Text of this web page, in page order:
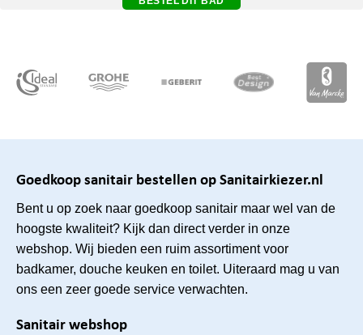
Goedkoop sanitair bestellen op Sanitairkiezer.nl
Bent u op zoek naar goedkoop sanitair maar wel van de
hoogste kwaliteit? Kijk dan direct verder in onze
webshop. Wij bieden een ruim assortiment voor
badkamer, douche keuken en toilet. Uiteraard mag u van
ons een zeer goede service verwachten.
Sanitair webshop